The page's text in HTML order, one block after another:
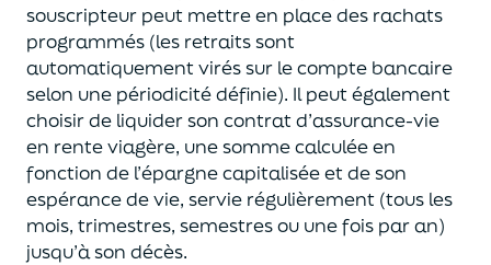
souscripteur peut mettre en place des rachats
programmés (les retraits sont
automatiquement virés sur le compte bancaire
selon une périodicité définie). Il peut également
choisirde liquider son contrat d’assurance-vie
en rente viagère, une somme calculée en
fonction de l’épargne capitalisée et deson
espérance de vie, servie régulièrement (tous les
mois, trimestres, semestres ou une fois par an)
jusqu’à son décès.